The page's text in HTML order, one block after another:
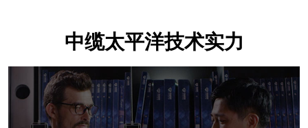
中缆太平洋技术实力